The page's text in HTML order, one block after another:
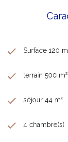
Surface 120
terrain 500 m²
séjour 44 m²
4 chambre(s)